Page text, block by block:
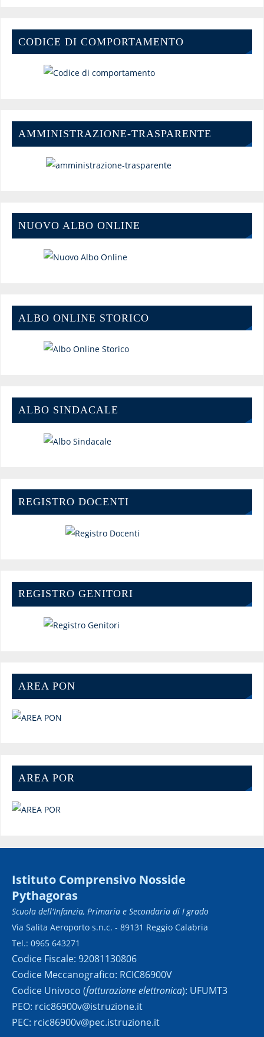
CODICE DI COMPORTAMENTO
AMMINISTRAZIONE-TRASPARENTE
NUOVO ALBO ONLINE
ALBO ONLINE STORICO
ALBO SINDACALE
REGISTRO DOCENTI
REGISTRO GENITORI
AREA PON
AREA POR
Istituto Comprensivo Nosside
Pythagoras
Scuola dell'Infanzia, Primaria e Secondaria di I grado
Via Salita Aeroporto s.n.c. - 89131 Reggio Calabria
Tel.: 0965 643271
Codice Fiscale: 92081130806
Codice Meccanografico: RCIC86900V
Codice Univoco (fatturazione elettronica): UFUMT3
PEO: rcic86900v@istruzione.it
PEC: rcic86900v@pec.istruzione.it